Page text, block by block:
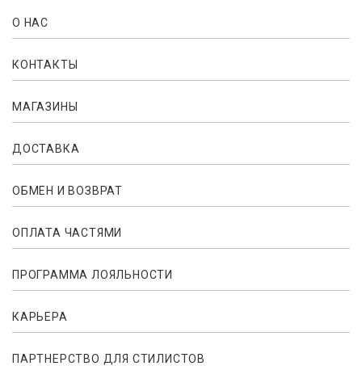
О НАС
КОНТАКТЫ
МАГАЗИНЫ
ДОСТАВКА
ОБМЕН И ВОЗВРАТ
ОПЛАТА ЧАСТЯМИ
ПРОГРАММА ЛОЯЛЬНОСТИ
КАРЬЕРА
ПАРТНЕРСТВО ДЛЯ СТИЛИСТОВ